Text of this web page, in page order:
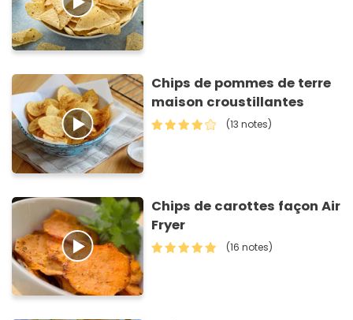
Chips de pommes de terre
maison croustillantes
(13 notes)
Chips de carottes façon Air
Fryer
(16 notes)